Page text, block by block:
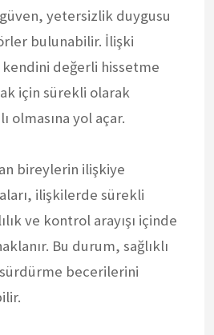
yetersizlik duygusu
bulunabilir. İlişki
kendini değerli hissetme
için sürekli olarak
olmasına yol açar.
bireylerin ilişkiye
ilişkilerde sürekli
ve kontrol arayışı içinde
Bu durum, sağlıklı
becerilerini